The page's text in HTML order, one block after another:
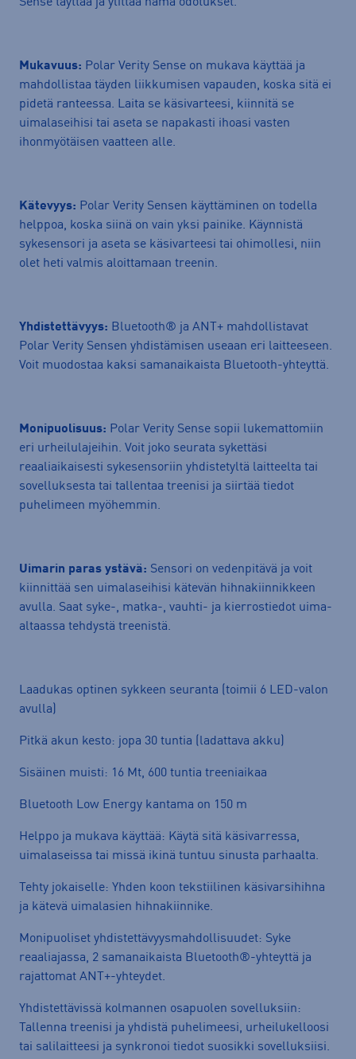
Mukavuus: Polar Verity Sense on mukava käyttää ja
mahdollistaa täyden liikkumisen vapauden, koska sitä ei
pidetä ranteessa. Laita se käsivarteesi, kiinnitä se
uimalaseihisi tai aseta se napakasti ihoasi vasten
ihonmyötäisen vaatteen alle.
Kätevyys: Polar Verity Sensen käyttäminen on todella
helppoa, koska siinä on vain yksi painike. Käynnistä
sykesensori ja aseta se käsivarteesi tai ohimollesi, niin
olet heti valmis aloittamaan treenin.
Yhdistettävyys: Bluetooth® ja ANT+ mahdollistavat
Polar Verity Sensen yhdistämisen useaan eri laitteeseen.
Voit muodostaa kaksi samanaikaista Bluetooth-yhteyttä.
Monipuolisuus: Polar Verity Sense sopii lukemattomiin
eri urheilulajeihin. Voit joko seurata sykettäsi
reaaliaikaisesti sykesensoriin yhdistetyltä laitteelta tai
sovelluksesta tai tallentaa treenisi ja siirtää tiedot
puhelimeen myöhemmin.
Uimarin paras ystävä: Sensori on vedenpitävä ja voit
kiinnittää sen uimalaseihisi kätevän hihnakiinnikkeen
avulla. Saat syke-, matka-, vauhti- ja kierrostiedot uima-
altaassa tehdystä treenistä.
Laadukas optinen sykkeen seuranta (toimii 6 LED-valon
avulla)
Pitkä akun kesto: jopa 30 tuntia (ladattava akku)
Sisäinen muisti: 16 Mt, 600 tuntia treeniaikaa
Bluetooth Low Energy kantama on 150 m
Helppo ja mukava käyttää: Käytä sitä käsivarressa,
uimalaseissa tai missä ikinä tuntuu sinusta parhaalta.
Tehty jokaiselle: Yhden koon tekstiilinen käsivarsihihna
ja kätevä uimalasien hihnakiinnike.
Monipuoliset yhdistettävyysmahdollisuudet: Syke
reaaliajassa, 2 samanaikaista Bluetooth®-yhteyttä ja
rajattomat ANT+-yhteydet.
Yhdistettävissä kolmannen osapuolen sovelluksiin:
Tallenna treenisi ja yhdistä puhelimeesi, urheilukelloosi
tai salilaitteesi ja synkronoi tiedot suosikki sovelluksiisi.